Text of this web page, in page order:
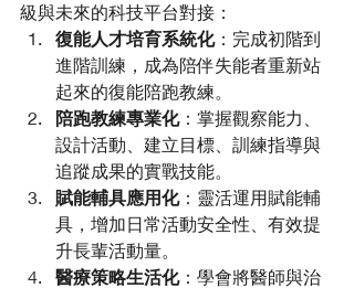
級與未來的科技平台對接：
復能人才培育系統化：完成初階到
進階訓練，成為陪伴失能者重新站
起來的復能陪跑教練。
陪跑教練專業化：掌握觀察能力、
設計活動、建立目標、訓練指導與
追蹤成果的實戰技能。
賦能輔具應用化：靈活運用賦能輔
具，增加日常活動安全性、有效提
升長輩活動量。
醫療策略生活化：學會將醫師與治